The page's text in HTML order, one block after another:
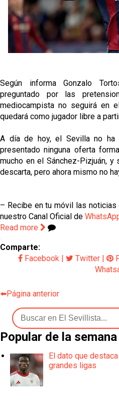
El dato que destaca a
grandes ligas
El Granada negocia con el
Flores
El Sevilla continúa con
oferta de 420 millones por
Según informa Gonzalo
preguntado por las
mediocampista no seguirá en
quedará como jugador libre a
A día de hoy, el Sevilla no ha
presentado ninguna oferta
mucho en el Sánchez-Pizjuán,
descarta, pero ahora mismo no
– Recibe en tu móvil las
nuestro Canal Oficial de
Read more
Comparte:
Facebook | Twitter |
⬅️Página anterior
Popular de la semana
El dato que
grandes ligas